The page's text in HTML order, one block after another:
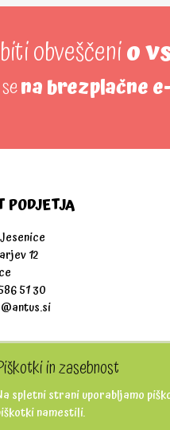
obveščenio
na brezplačne
PODJETJA
12
51 30
in zasebnost
spletni strani uporabljamo
namestili.